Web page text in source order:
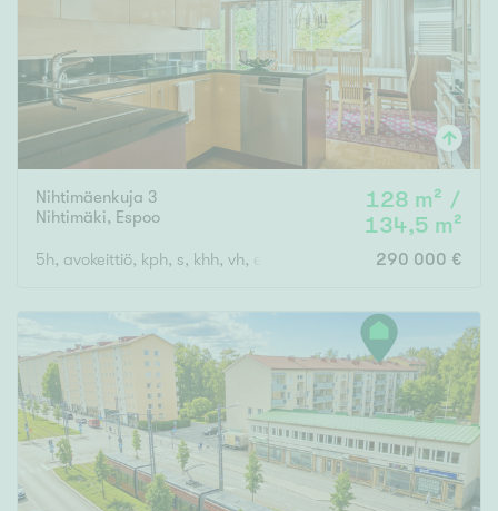
Nihtimäenkuja 3
Nihtimäki, Espoo
128 m² /
134,5 m²
5h, avokeittiö, kph, s, khh, vh, erill.wc, autokatos, varasto
290 000 €